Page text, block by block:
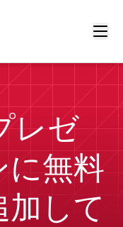
レゼ
に無料
して